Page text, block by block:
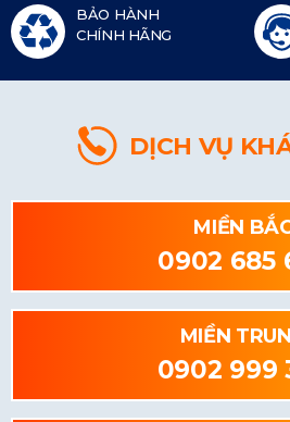
BẢO HÀNH
CHÍNH HÃNG
DỊCH VỤ
MIỀN
0902 685
MIỀN
0902 999